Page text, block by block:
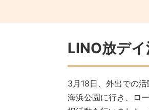
LINO放デイ
3月18日、外出での
海浜公園に行き、ロ